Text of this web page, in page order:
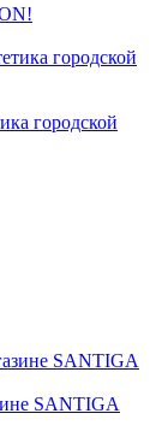
городской
SANTIGA